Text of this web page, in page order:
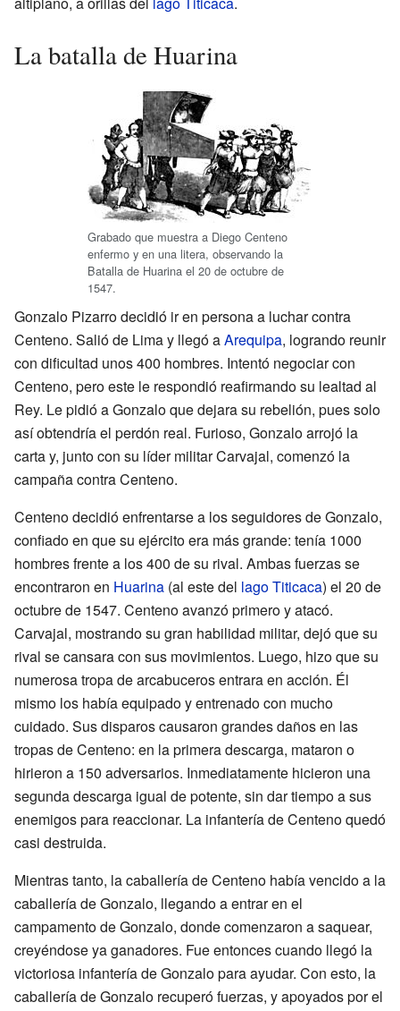
La batalla de Huarina
Grabado que muestra a Diego Centeno
enfermo y en una litera, observando la
Batalla de Huarina el 20 de octubre de
1547.
Gonzalo Pizarro decidió ir en persona a luchar contra
Centeno. Salió de Lima y llegó aArequipa, logrando reunir
con dificultad unos 400 hombres. Intentó negociar con
Centeno, pero este le respondió reafirmando su lealtad al
Rey. Le pidió a Gonzalo que dejara su rebelión, pues solo
así obtendría el perdón real. Furioso, Gonzalo arrojó la
carta y, junto con su líder militar Carvajal, comenzó la
campaña contra Centeno.
Centeno decidió enfrentarse a los seguidores de Gonzalo,
confiado en que su ejército era más grande: tenía 1000
hombres frente a los 400 de su rival. Ambas fuerzas se
encontraron en Huarina (al este del lago Titicaca) el 20 de
octubre de 1547. Centeno avanzó primero y atacó.
Carvajal, mostrando su gran habilidad militar, dejó que su
rival se cansara con sus movimientos. Luego, hizo que su
numerosa tropa de arcabuceros entrara en acción. Él
mismo los había equipado y entrenado con mucho
cuidado. Sus disparos causaron grandes daños en las
tropas de Centeno: en la primera descarga, mataron o
hirieron a 150 adversarios. Inmediatamente hicieron una
segunda descarga igual de potente, sin dar tiempo a sus
enemigos para reaccionar. La infantería de Centeno quedó
casi destruida.
Mientras tanto, la caballería de Centeno había vencido a la
caballería de Gonzalo, llegando a entrar en el
campamento de Gonzalo, donde comenzaron a saquear,
creyéndose ya ganadores. Fue entonces cuando llegó la
victoriosa infantería de Gonzalo para ayudar. Con esto, la
caballería de Gonzalo recuperó fuerzas, y apoyados por el